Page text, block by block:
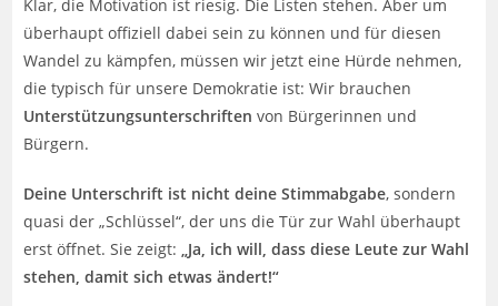
Klar, die Motivation ist riesig. Die Listen stehen. Aber um
überhaupt offiziell dabei sein zu können und für diesen
Wandel zu kämpfen, müssen wir jetzt eine Hürde nehmen,
die typisch für unsere Demokratie ist: Wir brauchen
Unterstützungsunterschriften von Bürgerinnen und
Bürgern.
Deine Unterschrift ist nicht deine Stimmabgabe, sondern
quasi der „Schlüssel“, der uns die Tür zur Wahl überhaupt
erst öffnet. Sie zeigt:„Ja, ich will, dass diese Leute zur Wahl
stehen, damit sich etwas ändert!“